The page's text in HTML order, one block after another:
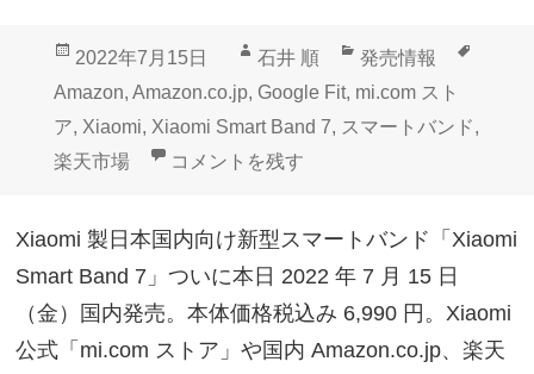
投
稿
日:
2022年7月15日
作
成
者
石井 順
カ
テ
ゴ
発売情報
Amazon, Amazon.co.jp, Google Fit, mi.com スト
ア, Xiaomi, Xiaomi Smart Band 7, スマートバンド,
楽天市場
国内版「Xiaomi Smart Band 7」本日発売
コメントを残す
Xiaomi 製日本国内向け新型スマートバンド「Xiaomi
Smart Band 7」ついに本日 2022 年 7 月 15 日
（金）国内発売。本体価格税込み 6,990 円。Xiaomi
公式「mi.com ストア」や国内 Amazon.co.jp、楽天